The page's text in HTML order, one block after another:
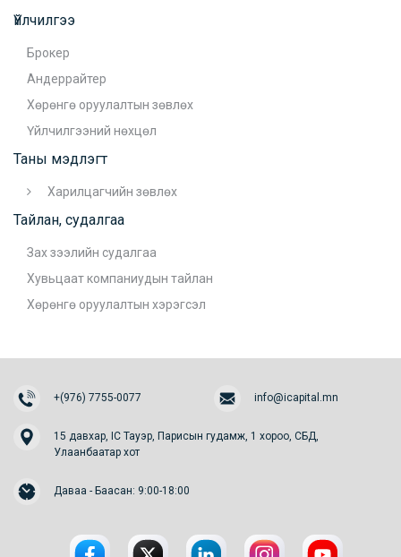
Үйлчилгээ
Брокер
Андеррайтер
Хөрөнгө оруулалтын зөвлөх
Үйлчилгээний нөхцөл
Таны мэдлэгт
Харилцагчийн зөвлөх
Тайлан, судалгаа
Зах зээлийн судалгаа
Хувьцаат компаниудын тайлан
Хөрөнгө оруулалтын хэрэгсэл
+(976) 7755-0077 info@icapital.mn
15 давхар, IC Тауэр, Парисын гудамж, 1 хороо, СБД,
Улаанбаатар хот
Даваа - Баасан: 9:00-18:00